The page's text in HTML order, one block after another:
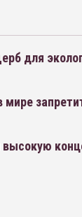
для
высокую